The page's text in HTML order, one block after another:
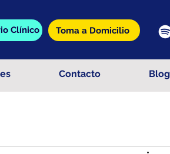
Clínico Toma a Domicilio
Contacto